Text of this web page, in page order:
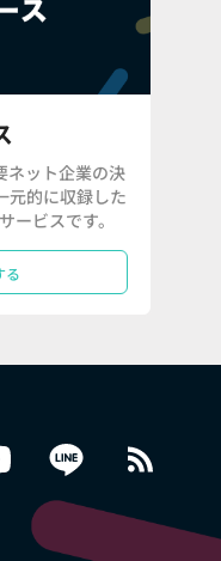
ネット企業の決
元的に収録した
ービスです。
る